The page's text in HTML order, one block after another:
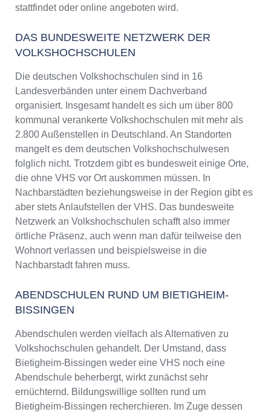
stattfindet oder online angeboten wird.
DAS BUNDESWEITE NETZWERK DER
VOLKSHOCHSCHULEN
Die deutschen Volkshochschulen sind in 16
Landesverbänden unter einem Dachverband
organisiert. Insgesamt handelt es sich um über 800
kommunal verankerte Volkshochschulen mit mehr als
2.800 Außenstellen in Deutschland. An Standorten
mangelt es dem deutschen Volkshochschulwesen
folglich nicht. Trotzdem gibt es bundesweit einige Orte,
die ohne VHS vor Ort auskommen müssen. In
Nachbarstädten beziehungsweise in der Region gibt es
aber stets Anlaufstellen der VHS. Das bundesweite
Netzwerk an Volkshochschulen schafft also immer
örtliche Präsenz, auch wenn man dafür teilweise den
Wohnort verlassen und beispielsweise in die
Nachbarstadt fahren muss.
ABENDSCHULEN RUND UM BIETIGHEIM-
BISSINGEN
Abendschulen werden vielfach als Alternativen zu
Volkshochschulen gehandelt. Der Umstand, dass
Bietigheim-Bissingen weder eine VHS noch eine
Abendschule beherbergt, wirkt zunächst sehr
ernüchternd. Bildungswillige sollten rund um
Bietigheim-Bissingen recherchieren. Im Zuge dessen